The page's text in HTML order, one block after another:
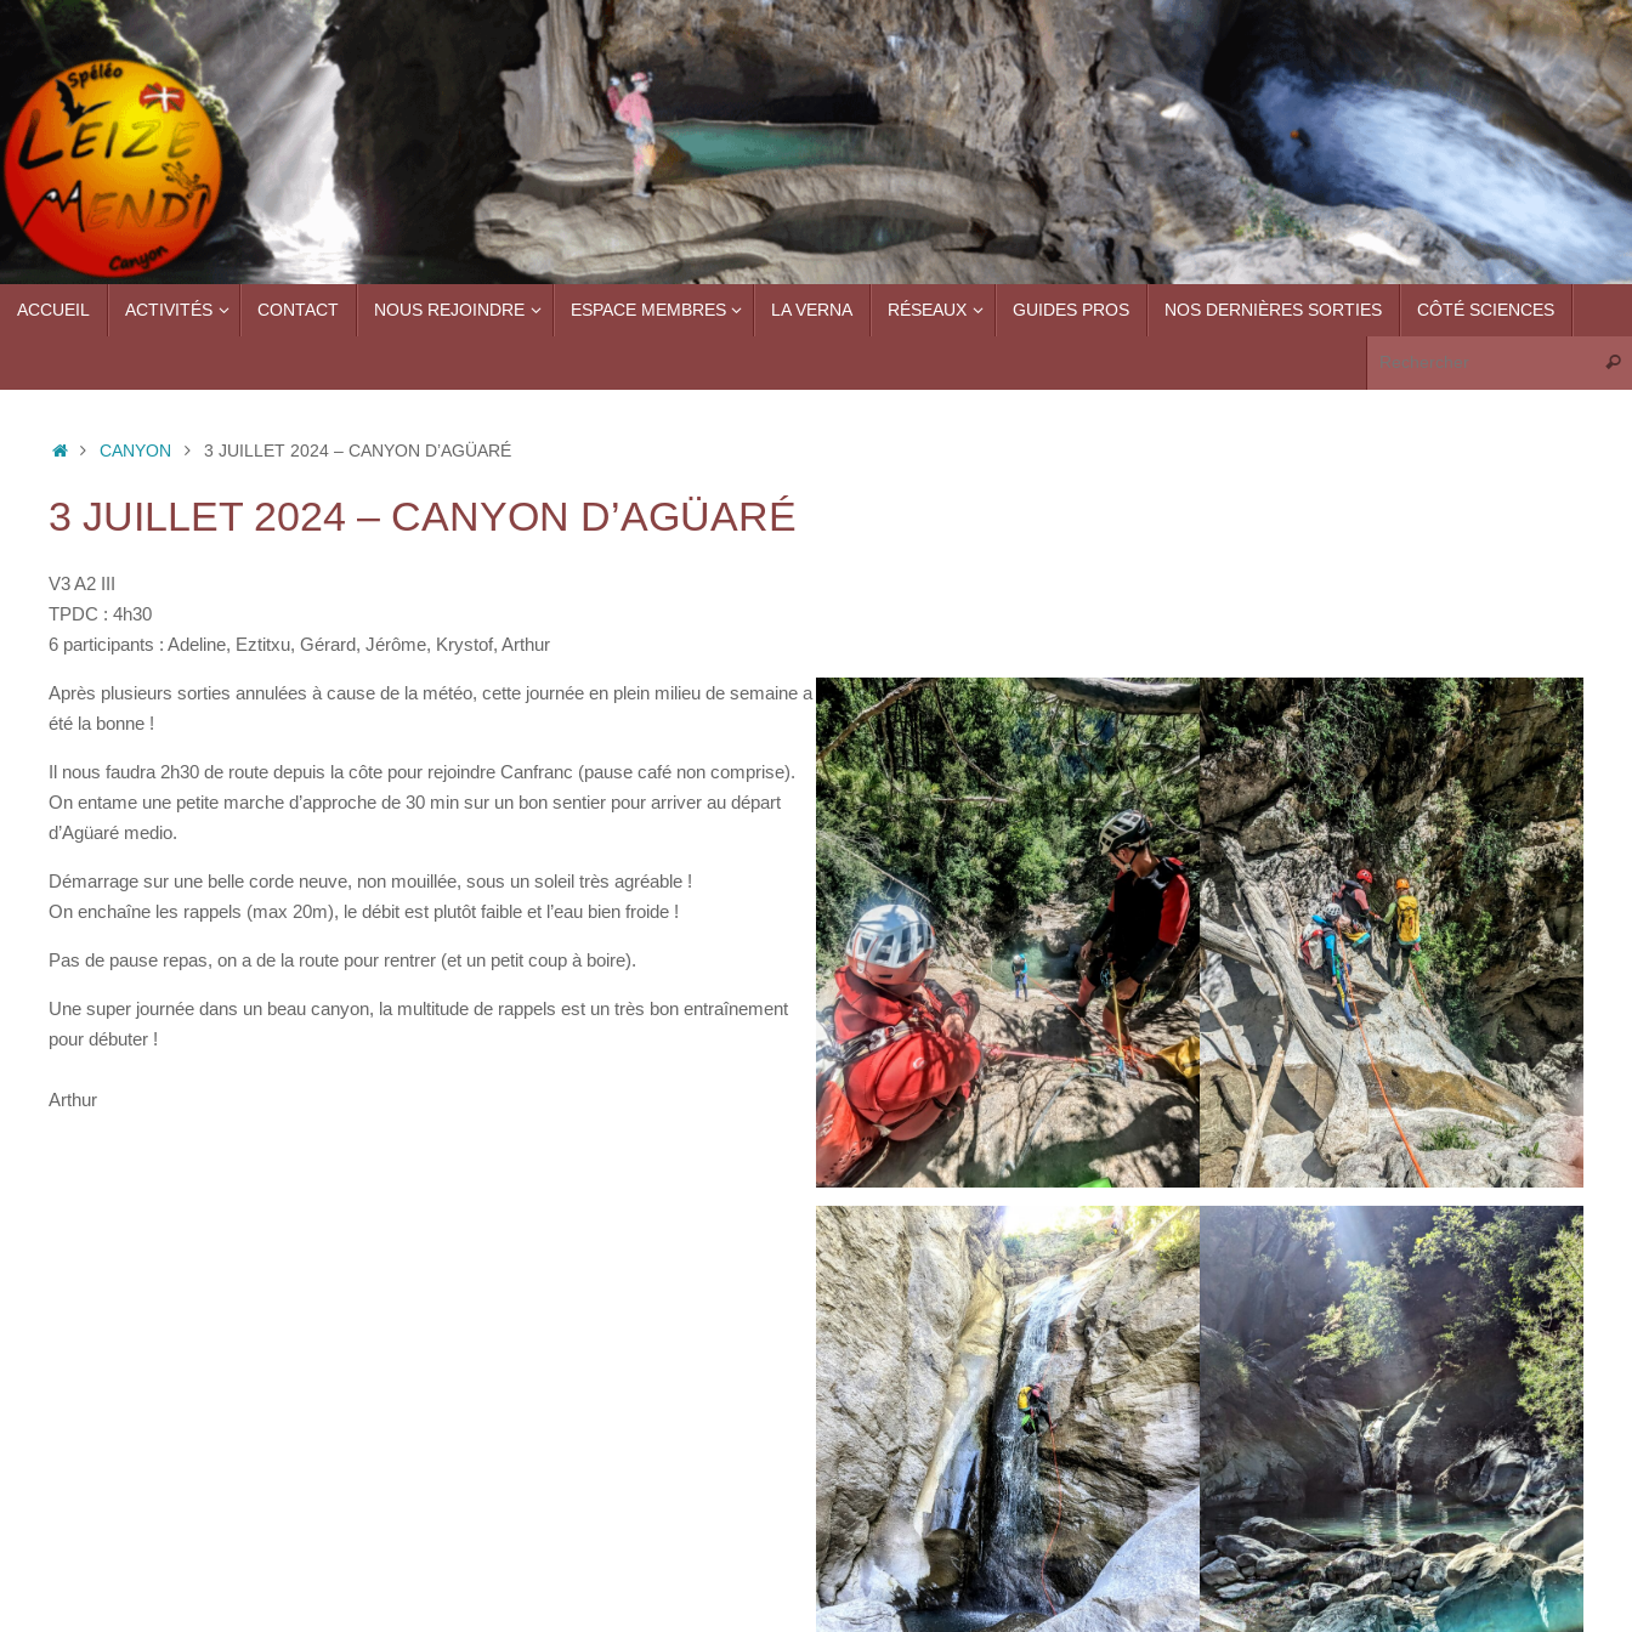
Passer
contenu
AU
ACCUEIL ACTIVITÉS CONTACT NOUS REJOINDRE ESPACE MEMBRES LA VERNA RÉSEAUX GUIDES PROS NOS DERNIÈRES SORTIES CÔTÉ SCIENCES
ACCUEIL
CANYON 3 JUILLET 2024 – CANYON D’AGÜARÉ
3 JUILLET 2024 – CANYON D’AGÜARÉ
V3 A2 III
TPDC : 4h30
6 participants : Adeline, Eztitxu, Gérard, Jérôme, Krystof, Arthur
Après plusieurs sorties annulées à cause de la météo, cette journée en plein milieu de semaine a
été la bonne !
Il nous faudra 2h30 de route depuis la côte pour rejoindre Canfranc (pause café non comprise).
On entame une petite marche d’approche de 30 min sur un bon sentier pour arriver au départ
d’Agüaré medio.
Démarrage sur une belle corde neuve, non mouillée, sous un soleil très agréable !
On enchaîne les rappels (max 20m), le débit est plutôt faible et l’eau bien froide !
Pas de pause repas, on a de la route pour rentrer (et un petit coup à boire).
Une super journée dans un beau canyon, la multitude de rappels est un très bon entraînement
pour débuter !
Arthur